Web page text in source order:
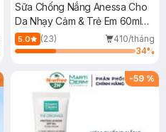
Sữa Chống Nắng Anessa Cho
Da Nhạy Cảm & Trẻ Em 60ml
(Mới)
5.0 (23)
410/tháng
34%
-59 %